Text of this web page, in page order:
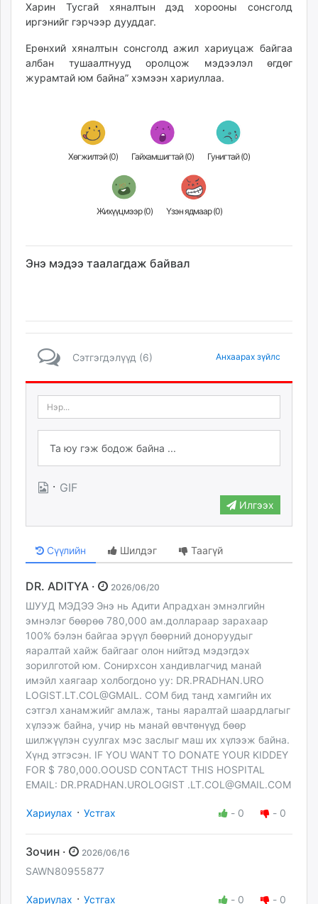
unuudur.mn
isee.mn
mglradio.com
fact.mn
itoim.mn
tvmongolia.mn
paparazzi.mn
Харин Тусгай хяналтын дэд хорооны сонсголд
иргэнийг гэрчээр дууддаг.
Ерөнхий хяналтын сонсголд ажил хариуцаж байгаа
албан тушаалтнууд оролцож мэдээлэл өгдөг
журамтай юм байна” хэмээн хариуллаа.
Хөгжилтэй (0) Гайхамшигтай (0) Гунигтай (0)
Жихүүцмээр (0) Үзэн ядмаар (0)
Энэ мэдээ таалагдаж байвал
Сэтгэгдэлүүд (6) Анхаарах зүйлс
· GIF
Илгээх
Сүүлийн Шилдэг Таагүй
DR. ADITYA · 2026/06/20
ШУУД МЭДЭЭ Энэ нь Адити Апрадхан эмнэлгийн
эмнэлэг бөөрөө 780,000 ам.доллараар зарахаар
100% бэлэн байгаа эрүүл бөөрний доноруудыг
яаралтай хайж байгааг олон нийтэд мэдэгдэх
зорилготой юм. Сонирхсон хандивлагчид манай
имэйл хаягаар холбогдоно уу: DR.PRADHAN.URO
LOGIST.LT.COL@GMAIL. COM бид танд хамгийн их
сэтгэл ханамжийг амлаж, таны яаралтай шаардлагыг
хүлээж байна, учир нь манай өвчтөнүүд бөөр
шилжүүлэн суулгах мэс заслыг маш их хүлээж байна.
Хүнд этгэсэн. IF YOU WANT TO DONATE YOUR KIDDEY
FOR $ 780,000.OOUSD CONTACT THIS HOSPITAL
EMAIL: DR.PRADHAN.UROLOGIST .LT.COL@GMAIL.COM
Хариулах · Устгах - 0 - 0
Зочин · 2026/06/16
SAWN80955877
Хариулах · Устгах - 0 - 0